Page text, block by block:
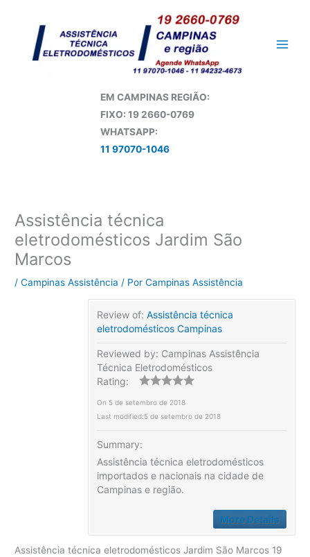
conteúdo
EM CAMPINAS REGIÃO:
FIXO: 19 2660-0769
WHATSAPP:
11 97070-1046
Assistência técnica
eletrodomésticos Jardim São
Marcos
/Campinas Assistência / PorCampinas Assistência
Review of: Assistência técnica
eletrodomésticos Campinas
Reviewed by: Campinas Assistência
Técnica Eletrodomésticos
Rating:
On 5 de setembro de 2018
Last modified:5 de setembro de 2018
Summary:
Assistência técnica eletrodomésticos
importados e nacionais na cidade de
Campinas e região.
More Details
Assistência técnica eletrodomésticos Jardim São Marcos 19